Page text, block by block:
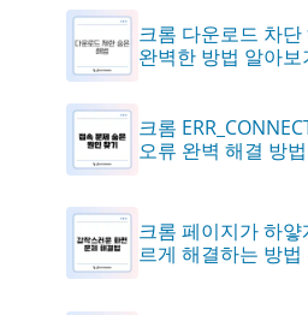
크롬 다운로드 차단
완벽한 방법 알아보
크롬
오류 완벽 해결 방
크롬 페이지가 하
르게 해결하는 방법